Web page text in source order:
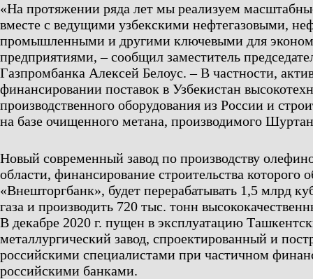
«На протяжении ряда лет мы реализуем
вместе с ведущими узбекскими нефтегазовыми,
промышленными и другими ключевыми для
предприятиями, – сообщил заместитель
Газпромбанка Алексей Белоус. – В частности,
финансировании поставок в Узбекистан
производственного оборудования из России и
на базе очищенного метана, производимого
Новый современный завод по производству
области, финансирование строительства которого
«Внешторгбанк», будет перерабатывать 1,5 млрд
газа и производить 720 тыс. тонн
В декабре 2020 г. пущен в эксплуатацию
металлургический завод, спроектированный и
российскими специалистами при частичном
российскими банками.